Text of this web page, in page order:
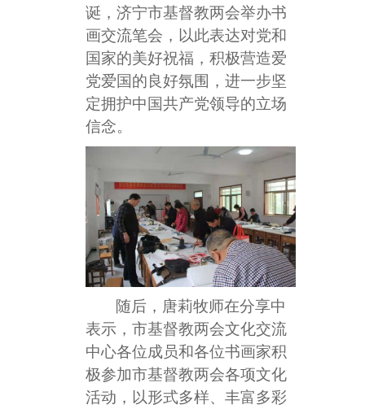
诞，济宁市基督教两会举办书
画交流笔会，以此表达对党和
国家的美好祝福，积极营造爱
党爱国的良好氛围，进一步坚
定拥护中国共产党领导的立场
信念。
随后，唐莉牧师在分享中
表示，市基督教两会文化交流
中心各位成员和各位书画家积
极参加市基督教两会各项文化
活动，以形式多样、丰富多彩